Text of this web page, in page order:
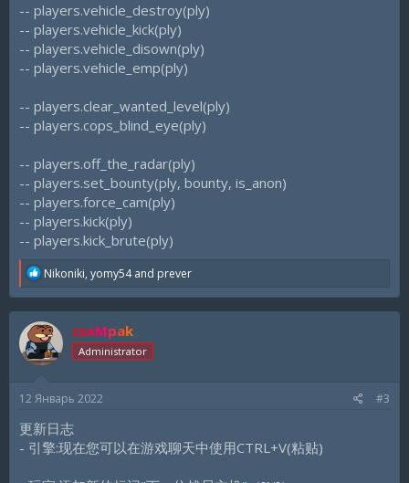
-- players.vehicle_destroy(ply)
-- players.vehicle_kick(ply)
-- players.vehicle_disown(ply)
-- players.vehicle_emp(ply)
-- players.clear_wanted_level(ply)
-- players.cops_blind_eye(ply)
-- players.off_the_radar(ply)
-- players.set_bounty(ply, bounty, is_anon)
-- players.force_cam(ply)
-- players.kick(ply)
-- players.kick_brute(ply)
R
a
c
t
i
o
:
Nikoniki, yomy54and prever
csxMpak
Administrator
12 Январь 2022 #3
更新日志
- 引擎:现在您可以在游戏聊天中使用CTRL+V(粘贴)